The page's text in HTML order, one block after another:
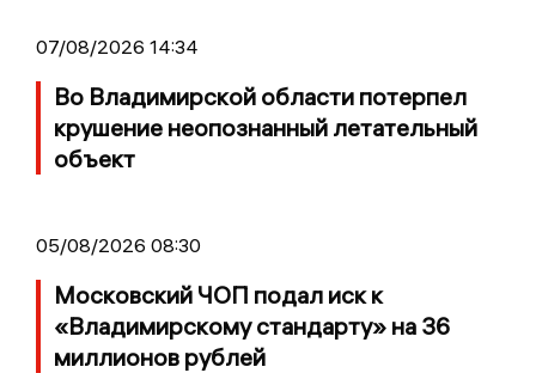
07/08/2026 14:34
Во Владимирской области потерпел
крушение неопознанный летательный
объект
05/08/2026 08:30
Московский ЧОП подал иск к
«Владимирскому стандарту» на 36
миллионов рублей